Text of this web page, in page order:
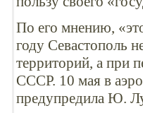
По его мнению,
году Севастополь
территорий, а при
СССР. 10 мая в
предупредила Ю.